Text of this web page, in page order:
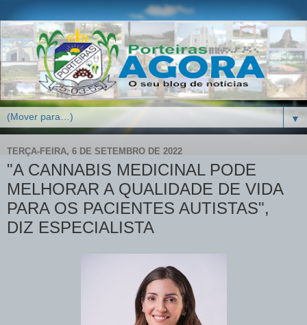
▼
TERÇA-FEIRA, 6 DE SETEMBRO DE 2022
"A CANNABIS MEDICINAL PODE
MELHORAR A QUALIDADE DE VIDA
PARA OS PACIENTES AUTISTAS",
DIZ ESPECIALISTA